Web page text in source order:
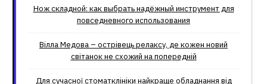
Нож складной: как выбрать надёжный инструмент для
повседневного использования
Вілла Медова – острівець релаксу, де кожен новий
світанок не схожий на попередній
Для сучасної стоматклініки найкраще обладнання від